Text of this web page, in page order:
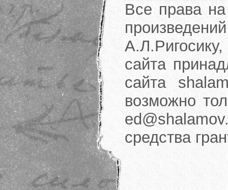
Все права на
сайта
сайта
возможно
средства